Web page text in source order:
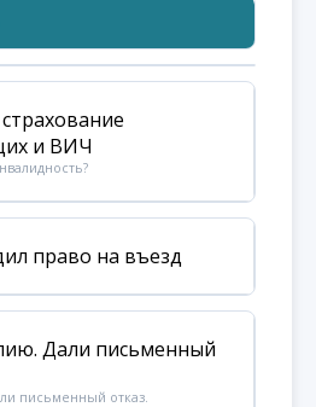
и ВИЧ
право на въезд
Дали письменный
письменный отказ.